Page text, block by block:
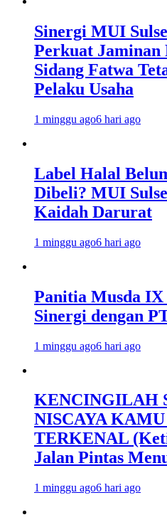
Sinergi MUI
Perkuat
Sidang Fatwa
Pelaku Usaha
1 minggu ago6 hari ago
Label Halal
Dibeli? MUI
Kaidah Darurat
1 minggu ago6 hari ago
Panitia Musda
Sinergi dengan
1 minggu ago6 hari ago
KENCINGILAH
NISCAYA
TERKENAL
Jalan Pintas
1 minggu ago6 hari ago